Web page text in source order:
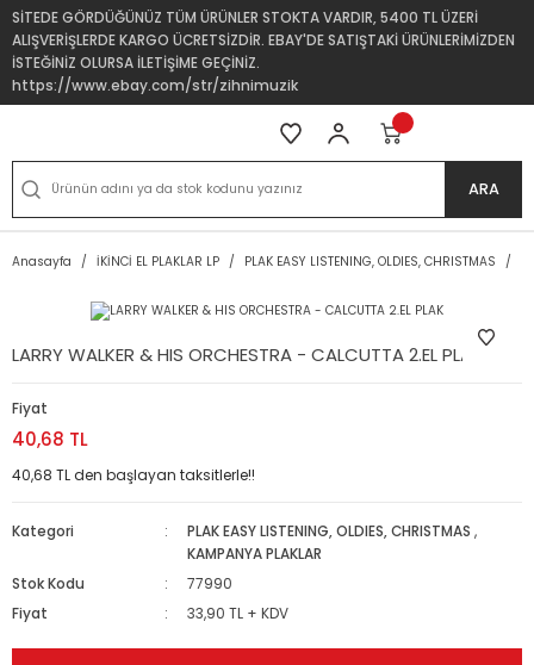
SİTEDE GÖRDÜĞÜNÜZ TÜM ÜRÜNLER STOKTA VARDIR, 5400 TL ÜZERİ
ALIŞVERİŞLERDE KARGO ÜCRETSİZDİR. EBAY'DE SATIŞTAKİ ÜRÜNLERİMİZDEN
İSTEĞİNİZ OLURSA İLETİŞİME GEÇİNİZ.
https://www.ebay.com/str/zihnimuzik
ARA
Anasayfa İKİNCİ EL PLAKLAR LP PLAK EASY LISTENING, OLDIES, CHRISTMAS
LARRY WALKER & HIS ORCHESTRA - CALCUTTA 2.EL PLAK
Fiyat
40,68 TL
40,68 TL den başlayan taksitlerle!!
Kategori PLAK EASY LISTENING, OLDIES, CHRISTMAS ,
KAMPANYA PLAKLAR
Stok Kodu
77990
Fiyat
33,90 TL + KDV